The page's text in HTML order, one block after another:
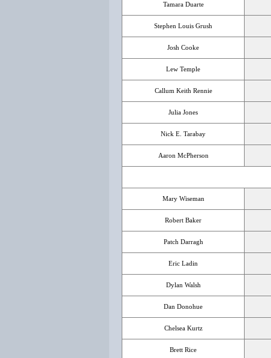
Tamara Duarte
Stephen Louis Grush
Josh Cooke
Lew Temple
Callum Keith Rennie
Julia Jones
Nick E. Tarabay
Aaron McPherson
Mary Wiseman
Robert Baker
Patch Darragh
Eric Ladin
Dylan Walsh
Dan Donohue
Chelsea Kurtz
Brett Rice